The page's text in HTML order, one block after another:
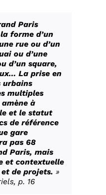
Paris
forme d’un
rue ou d’un
ou d’une
d’un square,
La prise en
urbains
multiples
à
et le statut
de référence
gare
pas 68
Paris, mais
et contextuelle
et de projets. »
p. 16